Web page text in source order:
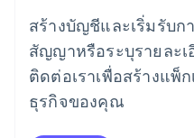
สร้างบัญชีและเริ่มรับก
สัญญาหรือระบุรายละเ
ติดต่อเราเพื่อสร้างแพ็
ธุรกิจของคุณ
English
ลิกเตนสไตน์
DeutschEnglish
ลิทัวเนีย
English
สเปน